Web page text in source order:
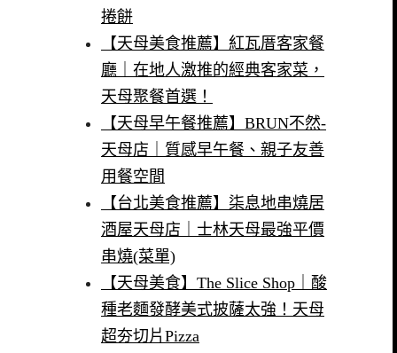
捲餅
【天母美食推薦】紅瓦厝客家餐
廳｜在地人激推的經典客家菜，
天母聚餐首選！
【天母早午餐推薦】BRUN不然-
天母店｜質感早午餐、親子友善
用餐空間
【台北美食推薦】柒息地串燒居
酒屋天母店｜士林天母最強平價
串燒(菜單)
【天母美食】The Slice Shop｜酸
種老麵發酵美式披薩太強！天母
超夯切片Pizza